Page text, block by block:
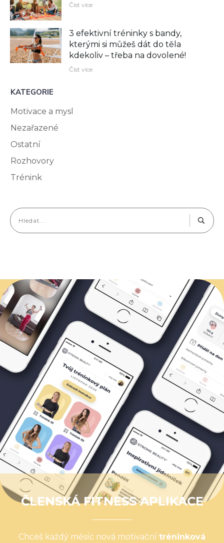
Číst více
3 efektivní tréninky s bandy,
kterými si můžeš dát do těla
kdekoliv –⁠ třeba na dovolené!
Číst více
KATEGORIE
Motivace a mysl
Nezařazené
Ostatní
Rozhovory
Trénink
ČLENSKÁ FITNESS APLIKACE
Chceš každý měsíc nová motivační tréninková